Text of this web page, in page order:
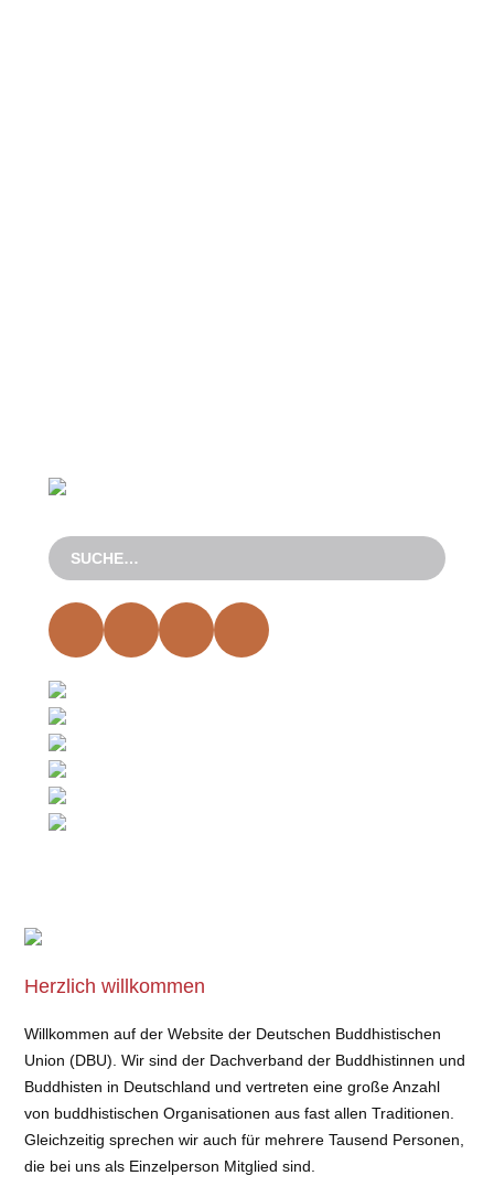
Herzlich willkommen
Willkommen auf der Website der Deutschen Buddhistischen
Union (DBU). Wir sind der Dachverband der Buddhistinnen und
Buddhisten in Deutschland und vertreten eine große Anzahl
von buddhistischen Organisationen aus fast allen Traditionen.
Gleichzeitig sprechen wir auch für mehrere Tausend Personen,
die bei uns als Einzelperson Mitglied sind.